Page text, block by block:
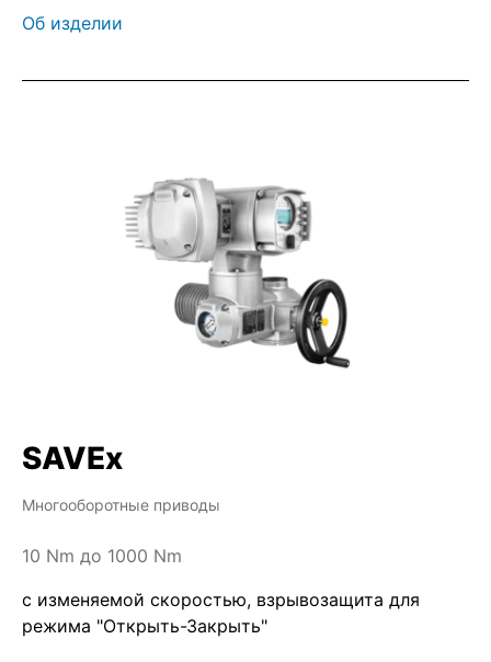
Об изделии
SAVEx
Многооборотные приводы
10 Nm до 1000 Nm
с изменяемой скоростью, взрывозащита для
режима "Открыть-Закрыть"